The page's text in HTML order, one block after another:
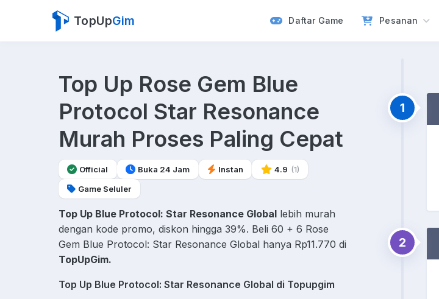
TopUpGim Daftar Game Pesanan
Top Up Rose Gem Blue
Protocol Star Resonance
Murah Proses Paling Cepat
Official Buka 24 Jam Instan 4.9 (1)
Game Seluler
Top Up Blue Protocol: Star Resonance Global lebih murah
dengan kode promo, diskon hingga 39%. Beli 60 + 6 Rose
Gem Blue Protocol: Star Resonance Global hanya Rp11.770 di
TopUpGim.
Top Up Blue Protocol: Star Resonance Global di Topupgim
1
2